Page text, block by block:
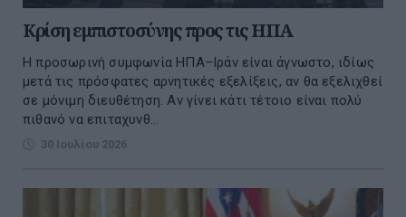
Κρίση εμπιστοσύνης προς τις ΗΠΑ
Η προσωρινή συμφωνία ΗΠΑ–Ιράν είναι άγνωστο, ιδίως
μετά τις πρόσφατες αρνητικές εξελίξεις, αν θα εξελιχθεί
σε μόνιμη διευθέτηση. Αν γίνει κάτι τέτοιο είναι πολύ
πιθανό να επιταχυνθ...
30 Ιουλίου 2026